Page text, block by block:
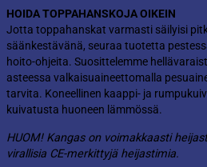
HOIDA TOPPAHANSKOJA OIKEIN
Jotta toppahanskat varmasti säilyisi
säänkestävänä, seuraa tuotetta
hoito-ohjeita. Suosittelemme
asteessa valkaisuaineettomalla
tarvita. Koneellinen kaappi- ja
kuivatusta huoneen lämmössä.
HUOM! Kangas on voimakkaasti
virallisia CE-merkittyjä heijastimia.